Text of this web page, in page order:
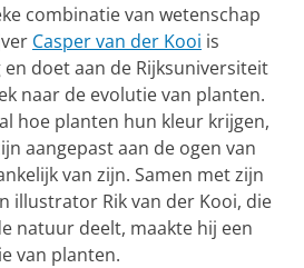
combinatie van wetenschap
Casper van der Kooi is
doet aan de Rijksuniversiteit
naar de evolutie van planten.
hoe planten hun kleur krijgen,
aangepast aan de ogen van
van zijn. Samen met zijn
illustrator Rik van der Kooi, die
natuur deelt, maakte hij een
van planten.
van der Kooi uit hoe hij
in de natuur | Video: